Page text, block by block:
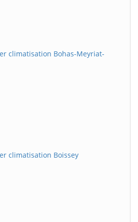
climatisation Bohas-Meyriat-
climatisation Boissey